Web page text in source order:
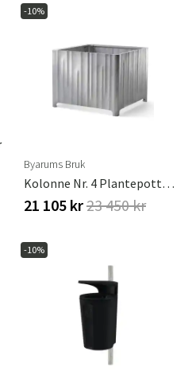
-10%
Byarums Bruk
Kolonne Nr. 4 Plantepotte Naturlig
21 105 kr23 450 kr
-10%